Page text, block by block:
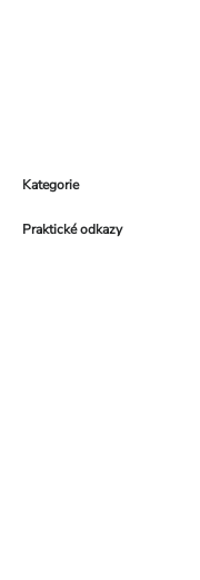
Kategorie
Praktické odkazy